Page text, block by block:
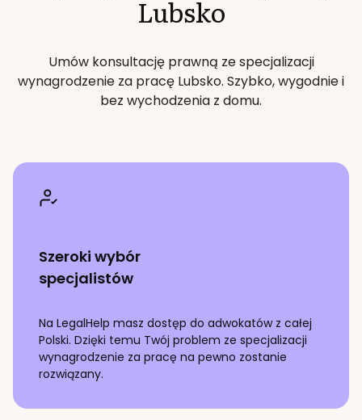
Lubsko
Umów konsultację prawną ze specjalizacji
wynagrodzenie za pracę Lubsko. Szybko, wygodnie i
bez wychodzenia z domu.
Szeroki wybór
specjalistów
Na LegalHelp masz dostęp do adwokatów z całej
Polski. Dzięki temu Twój problem ze specjalizacji
wynagrodzenie za pracę na pewno zostanie
rozwiązany.